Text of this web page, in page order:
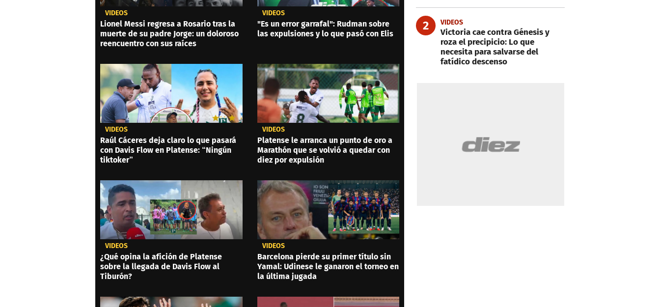
VIDEOS
Lionel Messi regresa a Rosario tras la
muerte de su padre Jorge: un doloroso
reencuentro con sus raíces
VIDEOS
"Es un error garrafal": Rudman sobre
las expulsiones y lo que pasó con Elis
VIDEOS
Raúl Cáceres deja claro lo que pasará
con Davis Flow en Platense: “Ningún
tiktoker”
VIDEOS
Platense le arranca un punto de oro a
Marathón que se volvió a quedar con
diez por expulsión
VIDEOS
¿Qué opina la afición de Platense
sobre la llegada de Davis Flow al
Tiburón?
VIDEOS
Barcelona pierde su primer título sin
Yamal: Udinese le ganaron el torneo en
la última jugada
2 VIDEOS
Victoria cae contra Génesis y
roza el precipicio: Lo que
necesita para salvarse del
fatídico descenso